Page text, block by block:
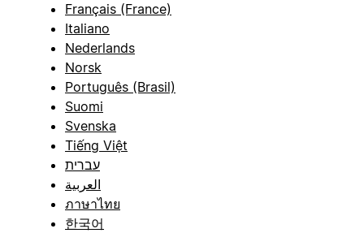
Français (France)
Italiano
Nederlands
Norsk
Português (Brasil)
Suomi
Svenska
Tiếng Việt
עברית
العربية
ภาษาไทย
한국어